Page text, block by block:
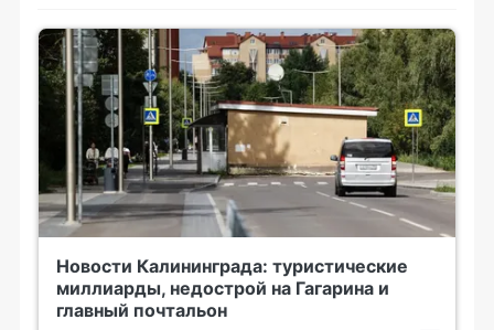
Новости Калининграда: туристические
миллиарды, недострой на Гагарина и
главный почтальон